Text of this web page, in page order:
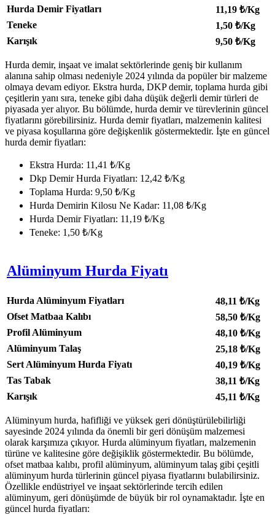
Hurda Demir Fiyatları
11,19 ₺/Kg
Teneke
1,50 ₺/Kg
Karışık
9,50 ₺/Kg
Hurda demir, inşaat ve imalat sektörlerinde geniş bir kullanım
alanına sahip olması nedeniyle 2024 yılında da popüler bir malzeme
olmaya devam ediyor. Ekstra hurda, DKP demir, toplama hurda gibi
çeşitlerin yanı sıra, teneke gibi daha düşük değerli demir türleri de
piyasada yer alıyor. Bu bölümde, hurda demir ve türevlerinin güncel
fiyatlarını görebilirsiniz. Hurda demir fiyatları, malzemenin kalitesi
ve piyasa koşullarına göre değişkenlik göstermektedir. İşte en güncel
hurda demir fiyatları:
Ekstra Hurda: 11,41 ₺/Kg
Dkp Demir Hurda Fiyatları: 12,42 ₺/Kg
Toplama Hurda: 9,50 ₺/Kg
Hurda Demirin Kilosu Ne Kadar: 11,08 ₺/Kg
Hurda Demir Fiyatları: 11,19 ₺/Kg
Teneke: 1,50 ₺/Kg
Alüminyum Hurda Fiyatı
Hurda Alüminyum Fiyatları 48,11 ₺/Kg
Ofset Matbaa Kalıbı
58,50 ₺/Kg
Profil Alüminyum
48,10 ₺/Kg
Alüminyum Talaş
25,18 ₺/Kg
Sert Alüminyum Hurda Fiyatı
40,19 ₺/Kg
Tas Tabak
38,11 ₺/Kg
Karışık
45,11 ₺/Kg
Alüminyum hurda, hafifliği ve yüksek geri dönüştürülebilirliği
sayesinde 2024 yılında da önemli bir geri dönüşüm malzemesi
olarak karşımıza çıkıyor. Hurda alüminyum fiyatları, malzemenin
türüne ve kalitesine göre değişiklik göstermektedir. Bu bölümde,
ofset matbaa kalıbı, profil alüminyum, alüminyum talaş gibi çeşitli
alüminyum hurda türlerinin güncel piyasa fiyatlarını bulabilirsiniz.
Özellikle endüstriyel ve inşaat sektörlerinde tercih edilen
alüminyum, geri dönüşümde de büyük bir rol oynamaktadır. İşte en
güncel hurda fiyatları: